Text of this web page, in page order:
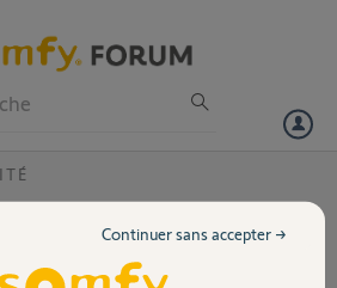
caméra Indoor
Continuer sans accepter →